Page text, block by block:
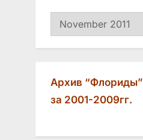
Архив
Архив “Флориды”
за 2001-2009гг.